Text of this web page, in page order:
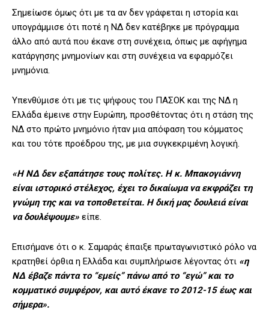
Σημείωσε όμως ότι με τα αν δεν γράφεται η ιστορία και
υπογράμμισε ότι ποτέ η ΝΔ δεν κατέβηκε με πρόγραμμα
άλλο από αυτά που έκανε στη συνέχεια, όπως με αφήγημα
κατάργησης μνημονίων και στη συνέχεια να εφαρμόζει
μνημόνια.
Υπενθύμισε ότι με τις ψήφους του ΠΑΣΟΚ και της ΝΔ η
Ελλάδα έμεινε στην Ευρώπη, προσθέτοντας ότι η στάση της
ΝΔ στο πρώτο μνημόνιο ήταν μια απόφαση του κόμματος
και του τότε προέδρου της, με μια συγκεκριμένη λογική.
«Η ΝΔ δεν εξαπάτησε τους πολίτες. Η κ. Μπακογιάννη
είναι ιστορικό στέλεχος, έχει το δικαίωμα να εκφράζει τη
γνώμη της και να τοποθετείται. Η δική μας δουλειά είναι
να δουλέψουμε» είπε.
Επισήμανε ότι ο κ. Σαμαράς έπαιξε πρωταγωνιστικό ρόλο να
κρατηθεί όρθια η Ελλάδα και συμπλήρωσε λέγοντας ότι «η
ΝΔ έβαζε πάντα το “εμείς” πάνω από το “εγώ” και το
κομματικό συμφέρον, και αυτό έκανε το 2012-15 έως και
σήμερα».